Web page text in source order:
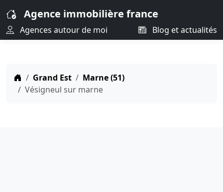
Agence immobilière france
Agences autour de moi Blog et actualités
Grand Est
Marne (51)
Vésigneul sur marne